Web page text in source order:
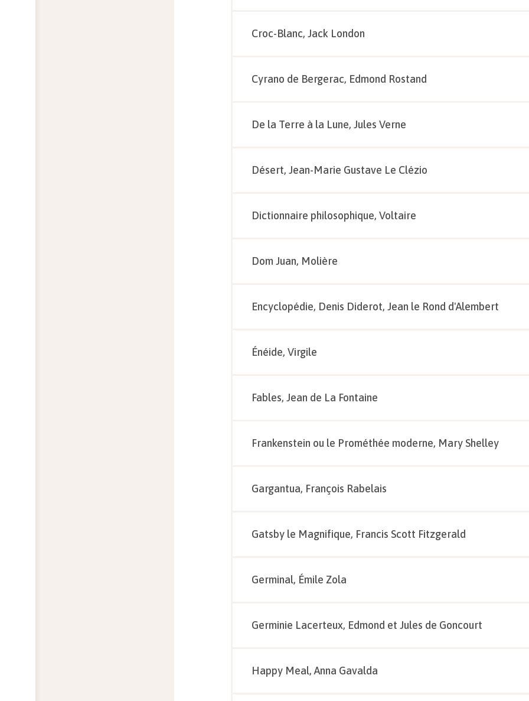
Croc-Blanc, Jack London
Cyrano de Bergerac, Edmond Rostand
De la Terre à la Lune, Jules Verne
Désert, Jean-Marie Gustave Le Clézio
Dictionnaire philosophique, Voltaire
Dom Juan, Molière
Encyclopédie, Denis Diderot, Jean le Rond d'Alembert
Énéide, Virgile
Fables, Jean de La Fontaine
Frankenstein ou le Prométhée moderne, Mary Shelley
Gargantua, François Rabelais
Gatsby le Magnifique, Francis Scott Fitzgerald
Germinal, Émile Zola
Germinie Lacerteux, Edmond et Jules de Goncourt
Happy Meal, Anna Gavalda